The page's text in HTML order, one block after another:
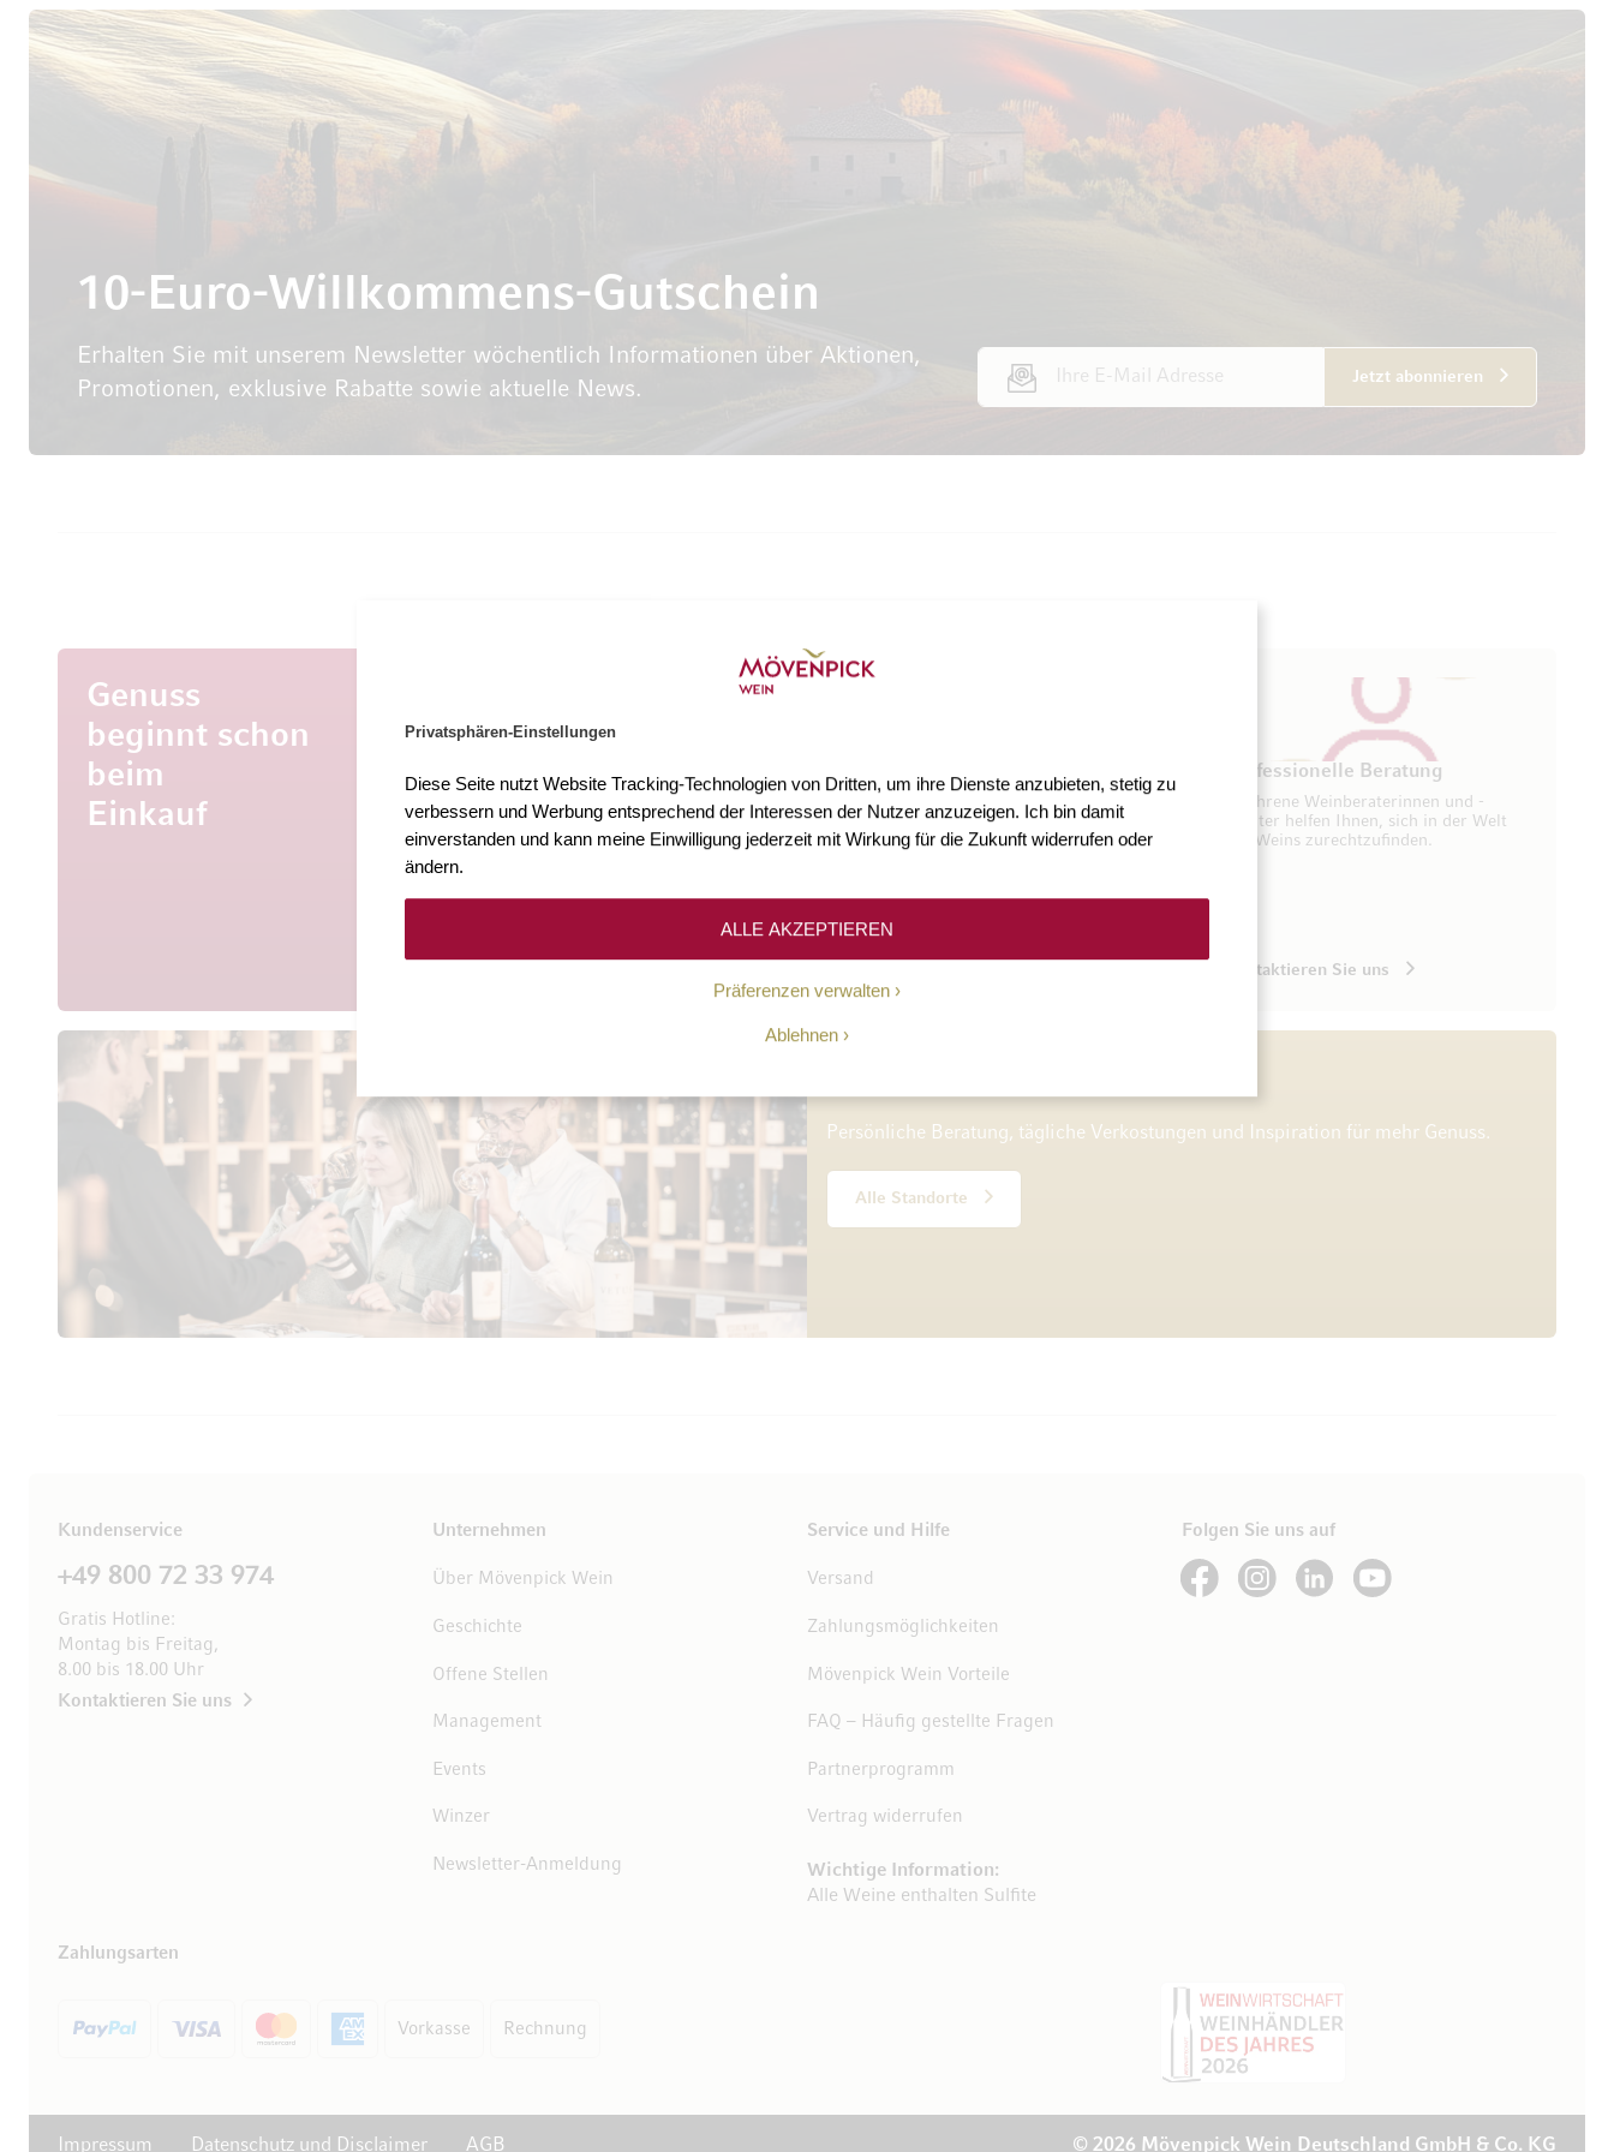
Privatsphären-Einstellungen
Diese Seite nutzt Website Tracking-Technologien von Dritten, um ihre Dienste anzubieten, stetig zu
verbessern und Werbung entsprechend der Interessen der Nutzer anzuzeigen. Ich bin damit
einverstanden und kann meine Einwilligung jederzeit mit Wirkung für die Zukunft widerrufen oder
ändern.
Präferenzen verwalten
Ablehnen
ALLE AKZEPTIEREN
10-Euro-Willkommens-Gutschein
Erhalten Sie mit unserem Newsletter wöchentlich Informationen über Aktionen,
Promotionen, exklusive Rabatte sowie aktuelle News.
E-Mail Adresse
Jetzt abonnieren
Genuss
beginnt schon
beim
Einkauf
Mehr als 3.000 Weine
Entdecken Sie mehr als 3.000 Weine
aus aller Welt.
Mehr als 75 Jahre Erfahrung
Seit 1948 ermöglichen wir unseren
Kundinnen und Kunden den Zugang zu
hochwertigen Weinen.
Professionelle Beratung
Erfahrene Weinberaterinnen und -
berater helfen Ihnen, sich in der Welt
des Weins zurechtzufinden.
Kontaktieren Sie uns
Persönliche Beratung, tägliche Verkostungen und Inspiration für mehr Genuss.
Alle Standorte
Kundenservice
+49 800 72 33 974
Gratis Hotline:
Montag bis Freitag,
8.00 bis 18.00 Uhr
Kontaktieren Sie uns
Unternehmen
Über Mövenpick Wein
Geschichte
Offene Stellen
Management
Events
Winzer
Newsletter-Anmeldung
Service und Hilfe
Versand
Zahlungsmöglichkeiten
Mövenpick Wein Vorteile
FAQ – Häufig gestellte Fragen
Partnerprogramm
Vertrag widerrufen
Wichtige Information:
Alle Weine enthalten Sulfite
Folgen Sie uns auf
See our FacebookSee our Instagram account
See our LinkedInSee our YouTube channel
Zahlungsarten
Vorkasse Rechnung
© 2026 Mövenpick Wein Deutschland GmbH & Co. KG
Impressum Datenschutz und Disclaimer AGB
Rabatt auf Ihren ersten Einkauf.